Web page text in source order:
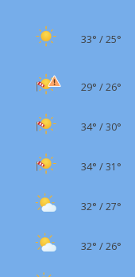
33° /25°
29° /26°
34° /30°
34° /31°
32° /27°
32° /26°